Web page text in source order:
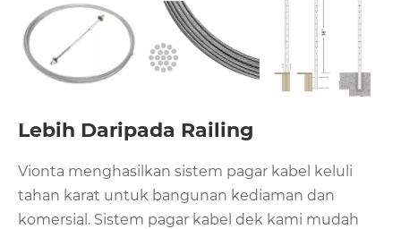
Lebih Daripada Railing
Vionta menghasilkan sistem pagar kabel keluli
tahan karat untuk bangunan kediaman dan
komersial. Sistem pagar kabel dek kami mudah